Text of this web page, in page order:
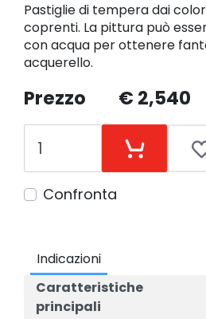
Pastiglie di tempera dai
coprenti. La pittura può
con acqua per ottenere
acquerello.
Prezzo € 2,540
Confronta
Indicazioni
Caratteristiche
principali